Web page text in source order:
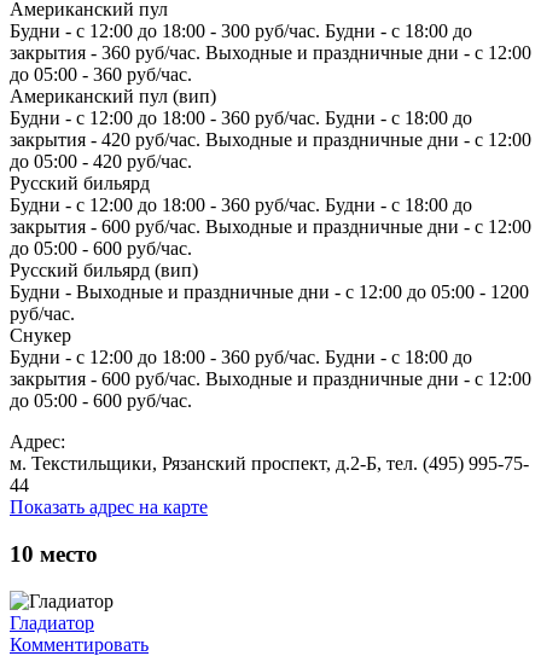
Американский пул
Будни - с 12:00 до 18:00 - 300 руб/час. Будни - с 18:00 до
закрытия - 360 руб/час. Выходные и праздничные дни - с 12:00
до 05:00 - 360 руб/час.
Американский пул (вип)
Будни - с 12:00 до 18:00 - 360 руб/час. Будни - с 18:00 до
закрытия - 420 руб/час. Выходные и праздничные дни - с 12:00
до 05:00 - 420 руб/час.
Русский бильярд
Будни - с 12:00 до 18:00 - 360 руб/час. Будни - с 18:00 до
закрытия - 600 руб/час. Выходные и праздничные дни - с 12:00
до 05:00 - 600 руб/час.
Русский бильярд (вип)
Будни - Выходные и праздничные дни - с 12:00 до 05:00 - 1200
руб/час.
Снукер
Будни - с 12:00 до 18:00 - 360 руб/час. Будни - с 18:00 до
закрытия - 600 руб/час. Выходные и праздничные дни - с 12:00
до 05:00 - 600 руб/час.
Адрес:
м. Текстильщики, Рязанский проспект, д.2-Б, тел. (495) 995-75-
44
Показать адрес на карте
10 место
Гладиатор
Комментировать